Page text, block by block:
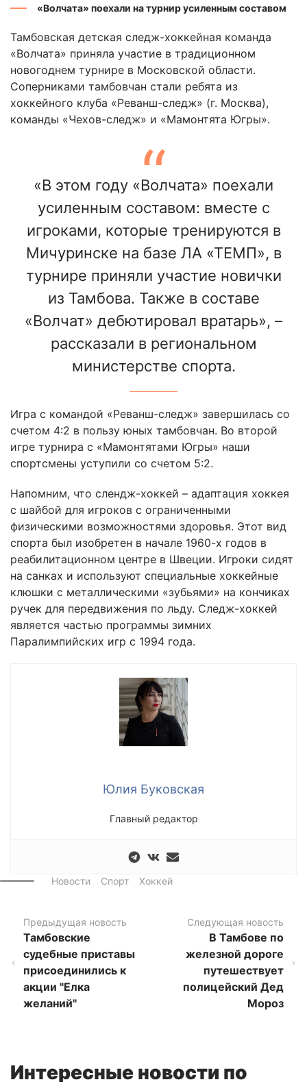
«Волчата» поехали на турнир усиленным составом
Тамбовская детская следж-хоккейная команда
«Волчата» приняла участие в традиционном
новогоднем турнире в Московской области.
Соперниками тамбовчан стали ребята из
хоккейного клуба «Реванш-следж» (г. Москва),
команды «Чехов-следж» и «Мамонтята Югры».
«В этом году «Волчата» поехали
усиленным составом: вместе с
игроками, которые тренируются в
Мичуринске на базе ЛА «ТЕМП», в
турнире приняли участие новички
из Тамбова. Также в составе
«Волчат» дебютировал вратарь», –
рассказали в региональном
министерстве спорта.
Игра с командой «Реванш-следж» завершилась со
счетом 4:2 в пользу юных тамбовчан. Во второй
игре турнира с «Мамонтятами Югры» наши
спортсмены уступили со счетом 5:2.
Напомним, что слендж-хоккей – адаптация хоккея
с шайбой для игроков с ограниченными
физическими возможностями здоровья. Этот вид
спорта был изобретен в начале 1960-х годов в
реабилитационном центре в Швеции. Игроки сидят
на санках и используют специальные хоккейные
клюшки с металлическими «зубьями» на кончиках
ручек для передвижения по льду. Следж-хоккей
является частью программы зимних
Паралимпийских игр с 1994 года.
Юлия Буковская
Главный редактор
Новости Спорт Хоккей
Предыдущая новость
Тамбовские
судебные приставы
присоединились к
акции "Елка
желаний"
Следующая новость
В Тамбове по
железной дороге
путешествует
полицейский Дед
Мороз
Интересные новости по